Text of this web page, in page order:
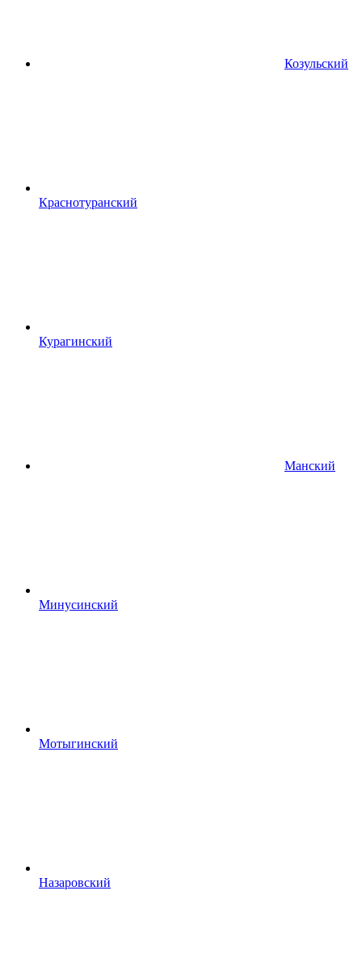
Козульский
Краснотуранский
Курагинский
Манский
Минусинский
Мотыгинский
Назаровский